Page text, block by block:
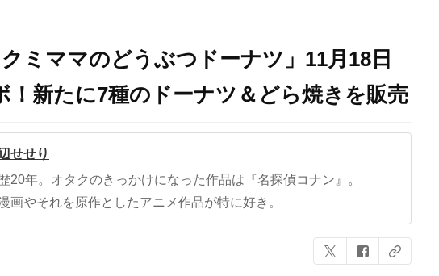
クミママのどうぶつドーナツ」11月18日
！新たに7種のドーナツ＆どら焼きを販売
せせり
20年。オタクのきっかけになった作品は『名探偵コナン』。
画やそれを原作としたアニメ作品が特に好き。